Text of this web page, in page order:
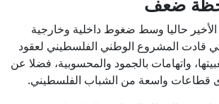
الأخير حاليا وسط ضغوط داخلية وخارجية
قادت المشروع الوطني الفلسطيني لعقود
واتهامات بالجمود والمحسوبية، فضلا عن
قطاعات واسعة من الشباب الفلسطيني.